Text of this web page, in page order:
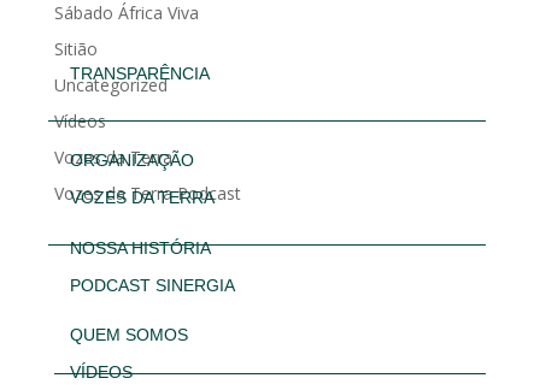
Sábado África Viva
Sitião
Uncategorized
Vídeos
Vozes da Terra
Vozes da Terra Podcast
QUEM SOMOS
NOSSA HISTÓRIA
ORGANIZAÇÃO
TRANSPARÊNCIA
VÍDEOS
PODCAST SINERGIA
VOZES DA TERRA